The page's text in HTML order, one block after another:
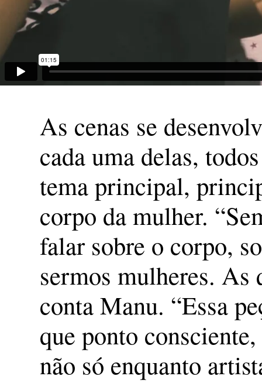
As cenas se
cada uma delas,
tema principal,
corpo da mulher.
falar sobre o corpo,
sermos mulheres. As
conta Manu. “Essa
que ponto
não só enquanto